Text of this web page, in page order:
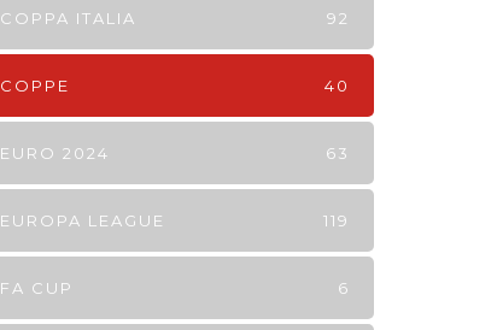
COPPA ITALIA 92
COPPE 40
EURO 2024 63
EUROPA LEAGUE 119
FA CUP 6